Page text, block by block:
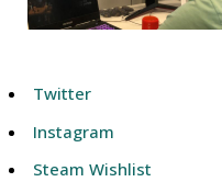
Twitter
Instagram
Steam Wishlist